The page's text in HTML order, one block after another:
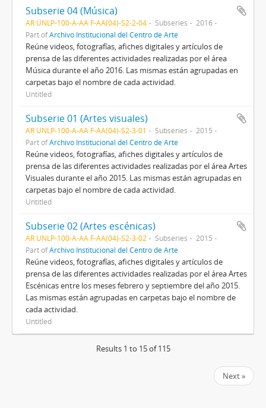
Subserie 04 (Música)
AR UNLP-100-A-AA F-AA(04)-S2-2-04 Subseries
2016
Part ofArchivo Institucional del Centro de Arte
Reúne videos, fotografías, afiches digitales y artículos de
prensa de las diferentes actividades realizadas por el área
Música durante el año 2016. Las mismas están agrupadas en
carpetas bajo el nombre de cada actividad.
Untitled
Subserie 01 (Artes visuales)
AR UNLP-100-A-AA F-AA(04)-S2-3-01 Subseries
2015
Part ofArchivo Institucional del Centro de Arte
Reúne videos, fotografías, afiches digitales y artículos de
prensa de las diferentes actividades realizadas por el área Artes
Visuales durante el año 2015. Las mismas están agrupadas en
carpetas bajo el nombre de cada actividad.
Untitled
Subserie 02 (Artes escénicas)
AR UNLP-100-A-AA F-AA(04)-S2-3-02 Subseries
2015
Part ofArchivo Institucional del Centro de Arte
Reúne videos, fotografías, afiches digitales y artículos de
prensa de las diferentes actividades realizadas por el área Artes
Escénicas entre los meses febrero y septiembre del año 2015.
Las mismas están agrupadas en carpetas bajo el nombre de
cada actividad.
Untitled
Results 1 to 15 of 115
Next »